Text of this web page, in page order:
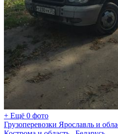
+ Ещё 0 фото
Грузоперевозки Ярославль и